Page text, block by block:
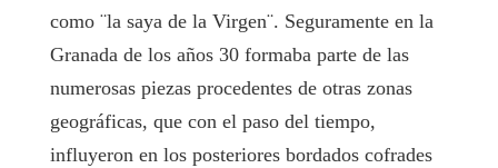
como ¨la saya de la Virgen¨. Seguramente en la
Granada de los años 30 formaba parte de las
numerosas piezas procedentes de otras zonas
geográficas, que con el paso del tiempo,
influyeron en los posteriores bordados cofrades